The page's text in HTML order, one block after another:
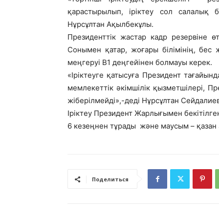
қарастырылып, іріктеу сол салалық
Нұрсұлтан Ақылбекұлы.
Президенттік жастар кадр резервіне
Сонымен қатар, жоғары білімінің, бес
меңгеруі В1 деңгейінен болмауы керек.
«Іріктеуге қатысуға Президент
мемлекеттік әкімшілік қызметшілері,
жіберілмейді»,-деді Нұрсұлтан
Іріктеу Президент Жарлығымен
6 кезеңнен тұрады және маусым – қазан
Поделиться